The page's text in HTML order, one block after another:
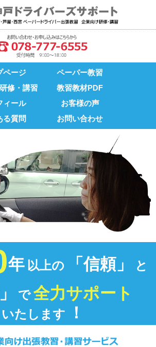
ページ
ペーパー教習
修・講習
教習教材PDF
ィール
お客様の声
る質問
お問い合わせ
年 以上の 「信頼」 と
で全力サポート
いたします ！